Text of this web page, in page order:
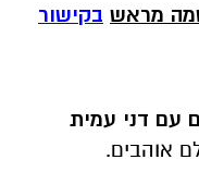
מראש בקישור
עם דני עמית
אוהבים.